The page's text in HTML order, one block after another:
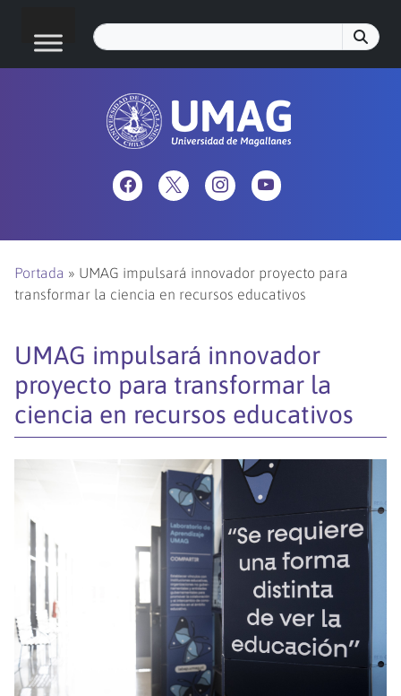
Portada » UMAG impulsará innovador proyecto para
transformar la ciencia en recursos educativos
UMAG impulsará innovador
proyecto para transformar la
ciencia en recursos educativos